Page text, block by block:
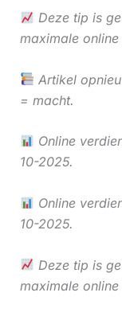
Deze tip is
maximale online
Artikel
= macht.
Online
10-2025.
Online
10-2025.
Deze tip is
maximale online